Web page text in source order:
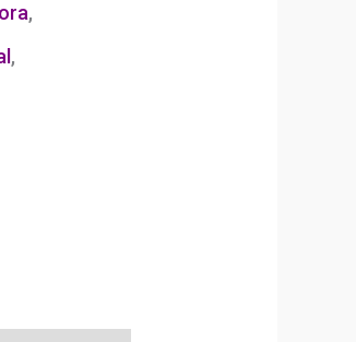
,
,